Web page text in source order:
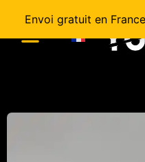
Envoi gratuit en